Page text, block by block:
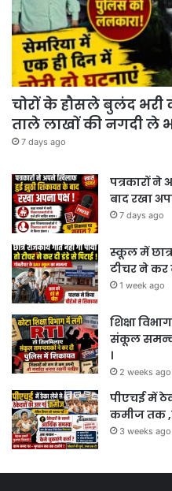
चोरों के हौसले बुलंद भरी
ताले लाखों की नगदी ले
7 days ago
पत्रकारों
बाद रखा
7 days ago
स्कूल में
टीचर ने कर
1 week ago
शिक्षा
संकूल
।
2 weeks ago
पीएचई में
कमीज तक
3 weeks ago